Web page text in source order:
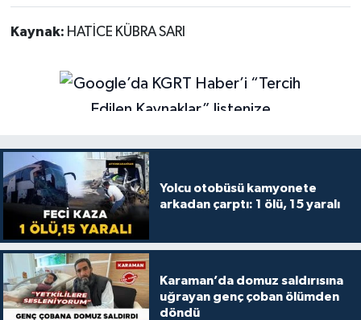
Kaynak: HATİCE KÜBRA SARI
Yolcu otobüsü kamyonete
arkadan çarptı: 1 ölü, 15 yaralı
Karaman’da domuz saldırısına
uğrayan genç çoban ölümden
döndü